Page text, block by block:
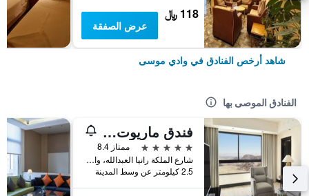
118 ﷼
عرض الصفقة
شاهد أرخص الفنادق في وادي موسى
الفنادق الموصى بها
فندق ماريوت البتراء
5 نجوم
ممتاز 8.4
شارع الملكة رانيا العبدالله، وادي موسى, وادي موسى, الأردن
2.5 كيلومتر عن وسط المدينة